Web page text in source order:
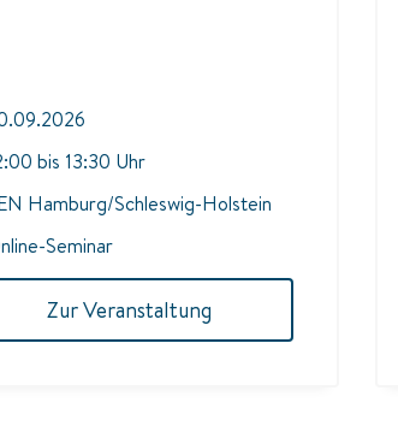
bis 13:30 Uhr
Hamburg/Schleswig-Holstein
Seminar
Zur Veranstaltung